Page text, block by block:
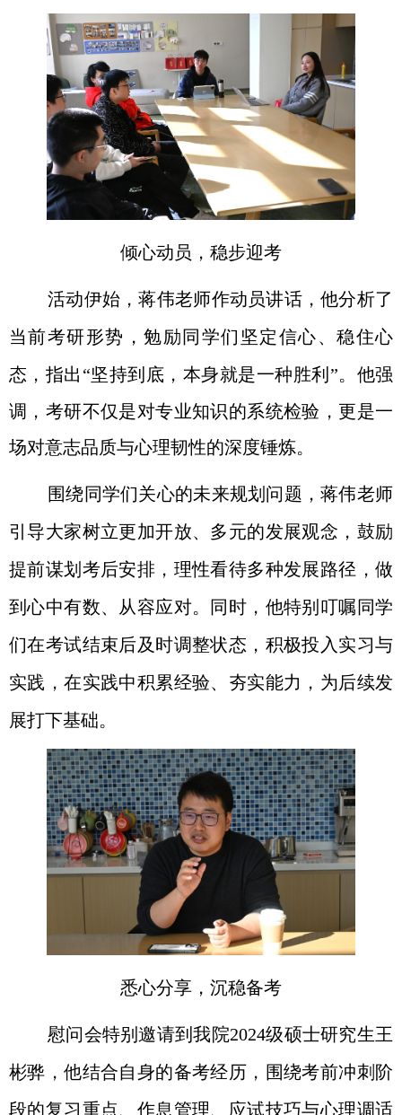
倾心动员，稳步迎考
活动伊始，蒋伟老师作动员讲话，他分析了
当前考研形势 ，勉励同学们 坚定信心、稳住心
态 ，指出 “坚持到底，本身就是一种胜利 ”。他强
调，考研不仅是对专业知识的系统检验，更是一
场对意志品质与心理韧性的深度锤炼。
围绕同学们关心的未来规划问题，蒋伟老师
引导大家树立更加开放、多元的发展观念，鼓励
提前谋划考后安排 ， 理性看待多种发展路径 ，做
到心中有数、从容应对。同时，他特别叮嘱同学
们在考试结束后及时调整状态， 积极投入实习与
实践 ，在实践中积累经验、夯实能力，为后续发
展打下基础。
悉心分享，沉稳备考
慰问会特别邀请到我院2024级硕士研究生王
彬骅，他结合自身的备考经历，围绕考前冲刺阶
段的复习重点、 作息管理、 应试技巧与心理调适